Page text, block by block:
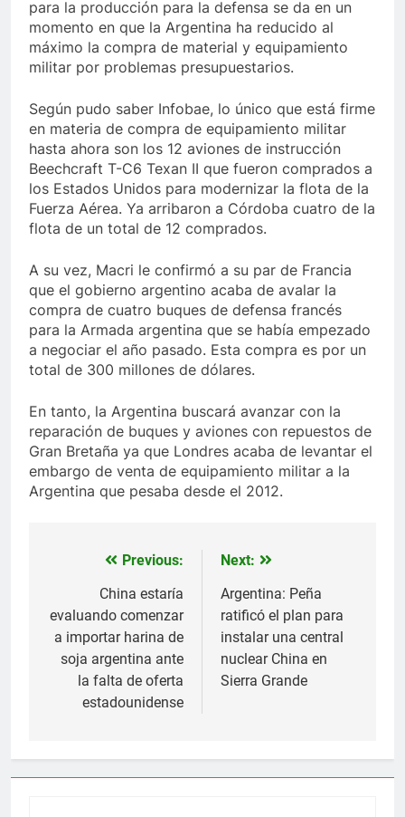
para la producción para la defensa se da en un
momento en que la Argentina ha reducido al
máximo la compra de material y equipamiento
militar por problemas presupuestarios.
Según pudo saber Infobae, lo único que está firme
en materia de compra de equipamiento militar
hasta ahora son los 12 aviones de instrucción
Beechcraft T-C6 Texan II que fueron comprados a
los Estados Unidos para modernizar la flota de la
Fuerza Aérea. Ya arribaron a Córdoba cuatro de la
flota de un total de 12 comprados.
A su vez, Macri le confirmó a su par de Francia
que el gobierno argentino acaba de avalar la
compra de cuatro buques de defensa francés
para la Armada argentina que se había empezado
a negociar el año pasado. Esta compra es por un
total de 300 millones de dólares.
En tanto, la Argentina buscará avanzar con la
reparación de buques y aviones con repuestos de
Gran Bretaña ya que Londres acaba de levantar el
embargo de venta de equipamiento militar a la
Argentina que pesaba desde el 2012.
Navegación
entradas
Previous:
China estaría
evaluando comenzar
a importar harina de
soja argentina ante
la falta de oferta
estadounidense
Next:
Argentina: Peña
ratificó el plan para
instalar una central
nuclear China en
Sierra Grande